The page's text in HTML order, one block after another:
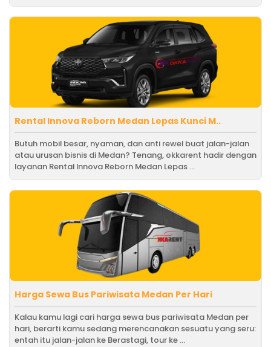
Rental Innova Reborn Medan Lepas Kunci M..
Butuh mobil besar, nyaman, dan anti rewel buat jalan-jalan
atau urusan bisnis di Medan? Tenang, okkarent hadir dengan
layanan Rental Innova Reborn Medan Lepas ...
Harga Sewa Bus Pariwisata Medan Per Hari
Kalau kamu lagi cari harga sewa bus pariwisata Medan per
hari, berarti kamu sedang merencanakan sesuatu yang seru:
entah itu jalan-jalan ke Berastagi, tour ke ...